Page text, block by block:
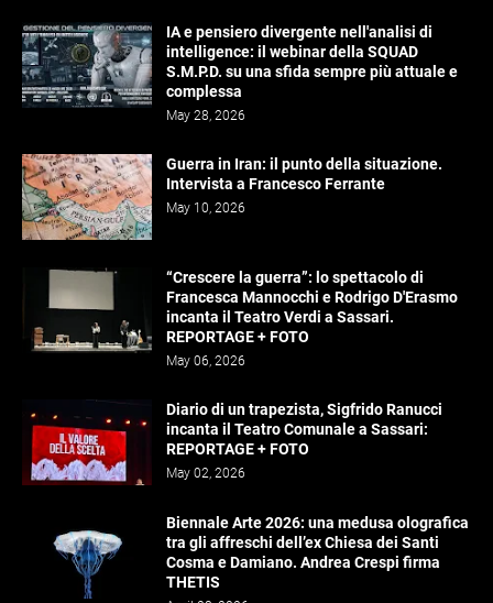
IA e pensiero divergente nell'analisi di
intelligence: il webinar della SQUAD
S.M.P.D. su una sfida sempre più attuale e
complessa
May 28, 2026
Guerra in Iran: il punto della situazione.
Intervista a Francesco Ferrante
May 10, 2026
“Crescere la guerra”: lo spettacolo di
Francesca Mannocchi e Rodrigo D'Erasmo
incanta il Teatro Verdi a Sassari.
REPORTAGE + FOTO
May 06, 2026
Diario di un trapezista, Sigfrido Ranucci
incanta il Teatro Comunale a Sassari:
REPORTAGE + FOTO
May 02, 2026
Biennale Arte 2026: una medusa olografica
tra gli affreschi dell’ex Chiesa dei Santi
Cosma e Damiano. Andrea Crespi firma
THETIS